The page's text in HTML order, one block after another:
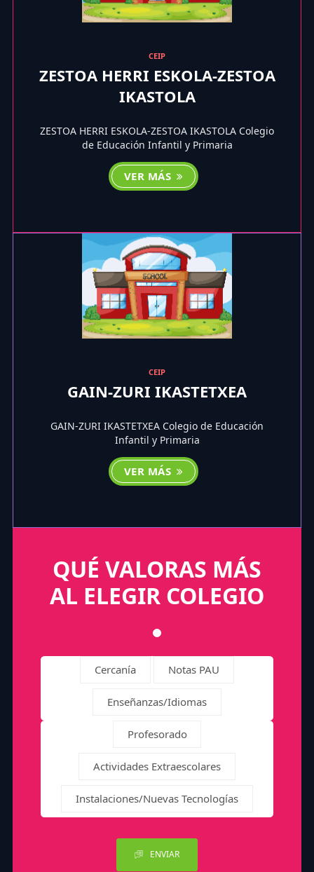
CEIP
ZESTOA HERRI ESKOLA-ZESTOA
IKASTOLA
ZESTOA HERRI ESKOLA-ZESTOA IKASTOLA Colegio
de Educación Infantil y Primaria
VER MÁS
CEIP
GAIN-ZURI IKASTETXEA
GAIN-ZURI IKASTETXEA Colegio de Educación
Infantil y Primaria
VER MÁS
QUÉ VALORAS MÁS
AL ELEGIR COLEGIO
Cercanía Notas PAU
Enseñanzas/Idiomas
Profesorado
Actividades Extraescolares
Instalaciones/Nuevas Tecnologías
ENVIAR